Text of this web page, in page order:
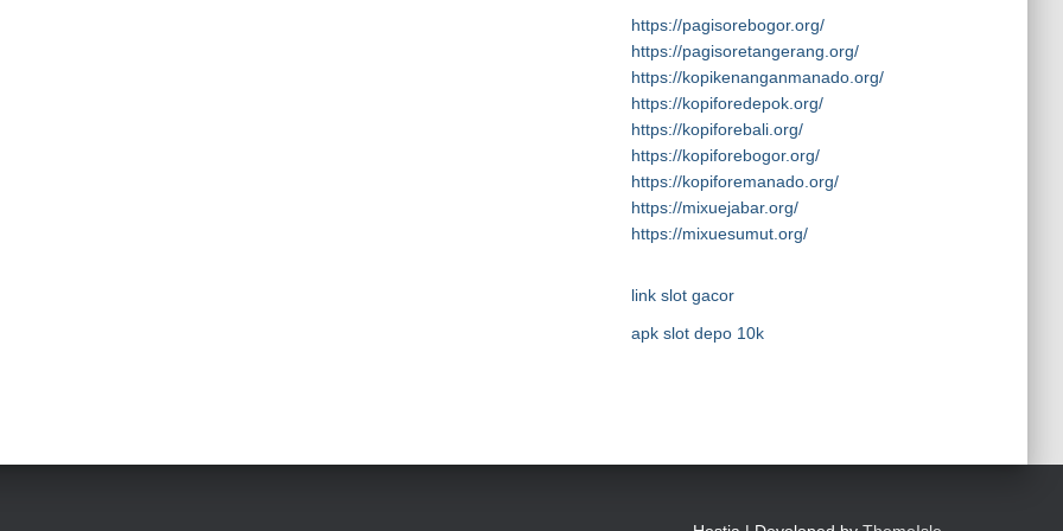
https://pagisorebogor.org/
https://pagisoretangerang.org/
https://kopikenanganmanado.org/
https://kopiforedepok.org/
https://kopiforebali.org/
https://kopiforebogor.org/
https://kopiforemanado.org/
https://mixuejabar.org/
https://mixuesumut.org/
link slot gacor
apk slot depo 10k